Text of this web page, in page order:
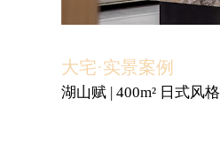
大宅·实景案例
湖山赋 | 400m² 日式风格